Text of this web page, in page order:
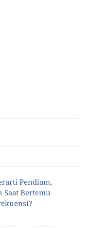
Pendiam,
Saat Bertemu